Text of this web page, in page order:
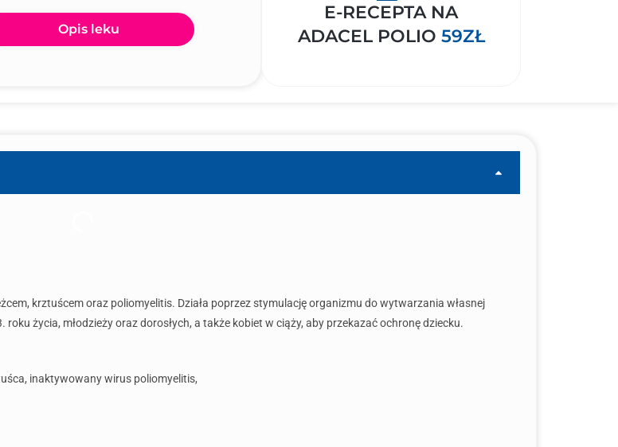
Opis leku
E-RECEPTA NA
ADACEL POLIO 59ZŁ
krztuścem oraz poliomyelitis. Działa poprzez stymulację organizmu do wytwarzania własnej
życia, młodzieży oraz dorosłych, a także kobiet w ciąży, aby przekazać ochronę dziecku.
inaktywowany wirus poliomyelitis,